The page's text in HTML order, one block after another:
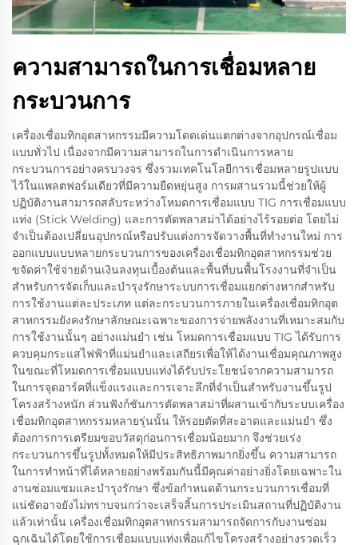
ความสามารถในการเชื่อมหลาย
กระบวนการ
เครื่องเชื่อมทิกอุตสาหกรรมมีความโดดเด่นแตกต่างจากอุปกรณ์เชื่อม
แบบทั่วไป เนื่องจากมีความสามารถในการดำเนินการหลาย
กระบวนการอย่างครบวงจร ซึ่งรวมเทคโนโลยีการเชื่อมหลายรูปแบบ
ไว้ในแพลตฟอร์มเดียวที่มีความยืดหยุ่นสูง การผสานรวมนี้ช่วยให้ผู้
ปฏิบัติงานสามารถสลับระหว่างโหมดการเชื่อมแบบ TIG การเชื่อมแบบ
แท่ง (Stick Welding) และการตัดพลาสม่าได้อย่างไร้รอยต่อ โดยไม่
จำเป็นต้องเปลี่ยนอุปกรณ์หรือปรับแต่งการจัดวางพื้นที่ทำงานใหม่ การ
ออกแบบแบบหลายกระบวนการของเครื่องเชื่อมทิกอุตสาหกรรมช่วย
ขจัดค่าใช้จ่ายด้านเงินลงทุนเบื้องต้นและพื้นที่บนพื้นโรงงานที่จำเป็น
สำหรับการจัดเก็บและบำรุงรักษาระบบการเชื่อมแยกต่างหากสำหรับ
การใช้งานแต่ละประเภท แต่ละกระบวนการภายในเครื่องเชื่อมทิกอุต
สาหกรรมยังคงรักษาลักษณะเฉพาะของการจ่ายพลังงานที่เหมาะสมกับ
การใช้งานนั้นๆ อย่างแม่นยำ เช่น โหมดการเชื่อมแบบ TIG ได้รับการ
ควบคุมกระแสไฟฟ้าที่แม่นยำและเสถียรเพื่อให้ได้งานเชื่อมคุณภาพสูง
ในขณะที่โหมดการเชื่อมแบบแท่งได้รับประโยชน์จากความสามารถ
ในการจุดอาร์คที่แข็งแรงและการเจาะลึกที่จำเป็นสำหรับงานขึ้นรูป
โครงสร้างหนัก ส่วนฟังก์ชันการตัดพลาสม่าที่ผสานเข้ากับระบบเครื่อง
เชื่อมทิกอุตสาหกรรมหลายรุ่นนั้น ให้รอยตัดที่สะอาดและแม่นยำ ซึ่ง
ต้องการการเตรียมขอบวัสดุก่อนการเชื่อมน้อยมาก จึงช่วยเร่ง
กระบวนการขึ้นรูปทั้งหมดให้มีประสิทธิภาพมากยิ่งขึ้น ความสามารถ
ในการทำหน้าที่ได้หลายอย่างพร้อมกันนี้มีคุณค่าอย่างยิ่งโดยเฉพาะใน
งานซ่อมแซมและบำรุงรักษา ซึ่งข้อกำหนดด้านกระบวนการเชื่อมที่
แน่ชัดอาจยังไม่ทราบจนกว่าจะเสร็จสิ้นการประเมินสถานที่ปฏิบัติงาน
แล้วเท่านั้น เครื่องเชื่อมทิกอุตสาหกรรมสามารถจัดการกับงานซ่อม
ฉุกเฉินได้โดยใช้การเชื่อมแบบแท่งเพื่อแก้ไขโครงสร้างอย่างรวดเร็ว